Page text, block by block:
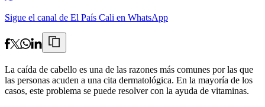
Sigue el canal de El País Cali en WhatsApp
La caída de cabello es una de las razones más comunes por las que
las personas acuden a una cita dermatológica. En la mayoría de los
casos, este problema se puede resolver con la ayuda de vitaminas.